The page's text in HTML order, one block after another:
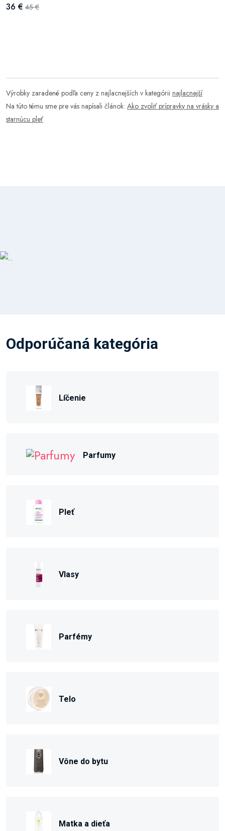
36 € 45 €
Výrobky zaradené podľa ceny z najlacnejších v kategórii najlacnejší
Na túto tému sme pre vás napísali článok: Ako zvoliť prípravky na vrásky a
starnúcu pleť
Odporúčaná kategória
Líčenie
Parfumy
Pleť
Vlasy
Parfémy
Telo
Vône do bytu
Matka a dieťa